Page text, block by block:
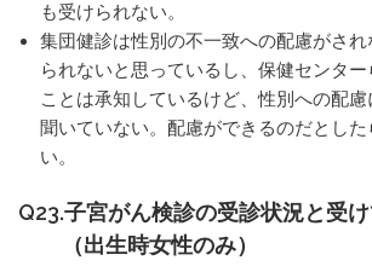
も受けられない。
集団健診は性別の不一致への配慮がさ
られないと思っているし、保健センタ
ことは承知しているけど、性別への配
聞いていない。配慮ができるのだとし
い。
Q23.子宮がん検診の受診状況と受
（出生時女性のみ）